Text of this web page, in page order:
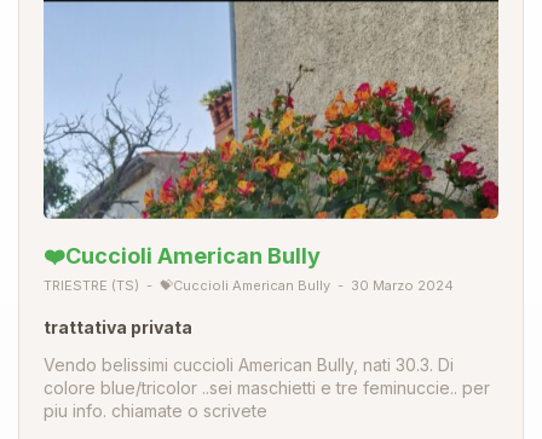
❤️Cuccioli American Bully
TRIESTRE (TS) 💝Cuccioli American Bully 30 Marzo 2024
trattativa privata
Vendo belissimi cuccioli American Bully, nati 30.3. Di
colore blue/tricolor ..sei maschietti e tre feminuccie.. per
piu info. chiamate o scrivete